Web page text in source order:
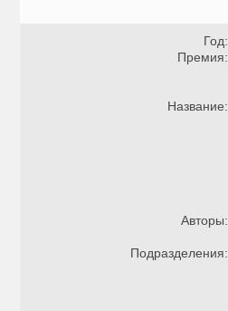
Год:
Премия:
Название:
Авторы:
Подразделения: